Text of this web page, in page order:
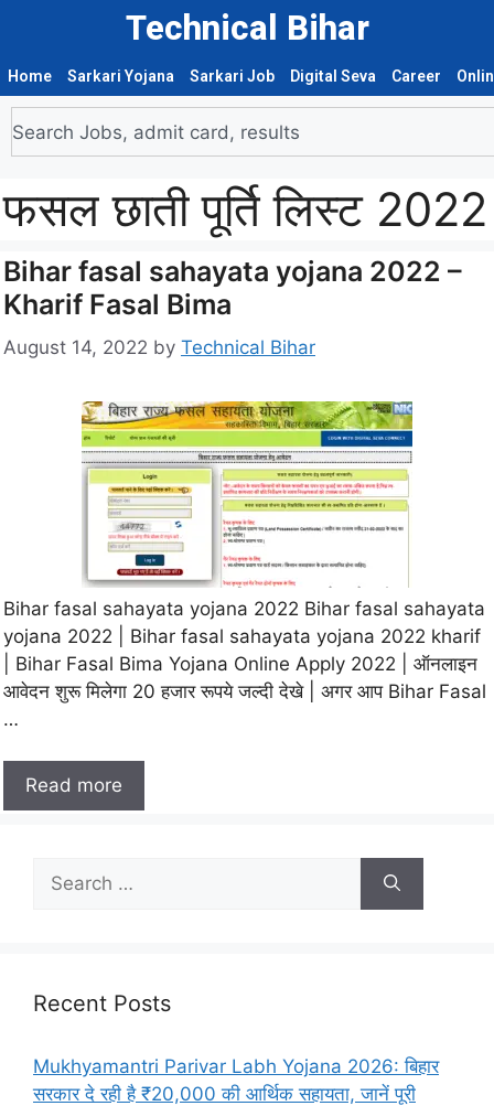
Technical Bihar
Home Sarkari Yojana Sarkari Job Digital Seva Career
फसल छाती पूर्ति लिस्ट 2022
Bihar fasal sahayata yojana 2022 –
Kharif Fasal Bima
August 14, 2022 by Technical Bihar
Bihar fasal sahayata yojana 2022 Bihar fasal sahayata
yojana 2022 | Bihar fasal sahayata yojana 2022 kharif
| Bihar Fasal Bima Yojana Online Apply 2022 | ऑनलाइन
आवेदन शुरू मिलेगा 20 हजार रूपये जल्दी देखे | अगर आप Bihar Fasal
…
Read more
Recent Posts
Mukhyamantri Parivar Labh Yojana 2026: बिहार
सरकार दे रही है ₹20,000 की आर्थिक सहायता, जानें पूरी